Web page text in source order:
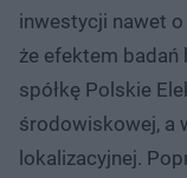
inwestycji nawet
że efektem badań
spółkę Polskie
środowiskowej, a
lokalizacyjnej.